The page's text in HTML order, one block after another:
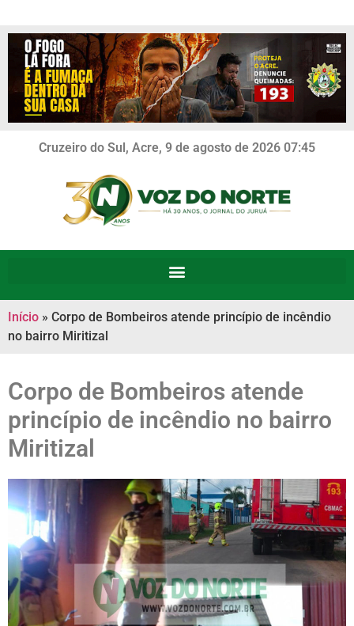
Cruzeiro do Sul, Acre, 9 de agosto de 2026 07:45
Início » Corpo de Bombeiros atende princípio de incêndio
no bairro Miritizal
Corpo de Bombeiros atende
princípio de incêndio no bairro
Miritizal